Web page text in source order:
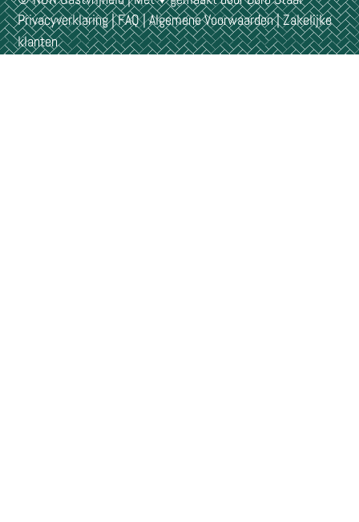
Privacyverklaring|FAQ|Algemene Voorwaarden|Zakelijke
klanten